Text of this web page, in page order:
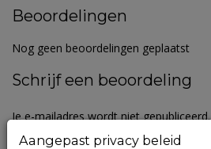
Beoordelingen
Nog geen beoordelingen geplaatst
Schrijf een beoordeling
Je e-mailadres wordt niet gepubliceerd.
gemarkeerd met
Aangepast privacy beleid